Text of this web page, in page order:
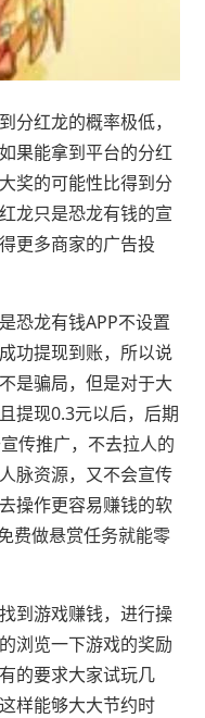
分红龙的概率极低，
果能拿到平台的分红
奖的可能性比得到分
龙只是恐龙有钱的宣
更多商家的广告投
恐龙有钱APP不设置
功提现到账，所以说
是骗局，但是对于大
提现0.3元以后，后期
传推广，不去拉人的
脉资源，又不会宣传
操作更容易赚钱的软
费做悬赏任务就能零
到游戏赚钱，进行操
浏览一下游戏的奖励
的要求大家试玩几
样能够大大节约时